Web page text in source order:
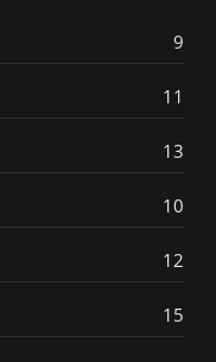
9
11
13
10
12
15